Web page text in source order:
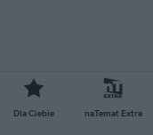
Dla Ciebie naTemat Extra